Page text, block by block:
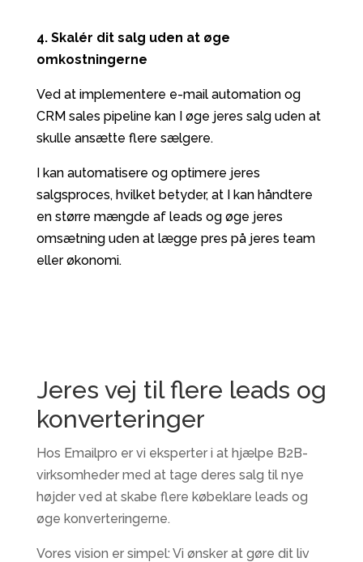
4. Skalér dit salg uden at øge
omkostningerne
Ved at implementere e-mail automation og
CRM sales pipeline kan I øge jeres salg uden at
skulle ansætte flere sælgere.
I kan automatisere og optimere jeres
salgsproces, hvilket betyder, at I kan håndtere
en større mængde af leads og øge jeres
omsætning uden at lægge pres på jeres team
eller økonomi.
Jeres vej til flere leads og
konverteringer
Hos Emailpro er vi eksperter i at hjælpe B2B-
virksomheder med at tage deres salg til nye
højder ved at skabe flere købeklare leads og
øge konverteringerne.
Vores vision er simpel: Vi ønsker at gøre dit liv